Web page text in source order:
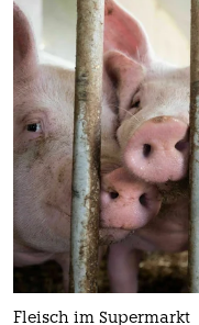
Fleisch im Supermarkt